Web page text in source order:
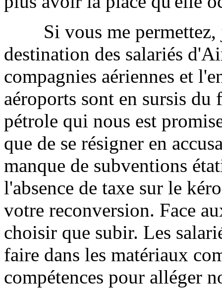
Si vous me permettez,
destination des salariés
compagnies aériennes et
aéroports sont en sursis
pétrole qui nous est
que de se résigner en
manque de subventions
l'absence de taxe sur le
votre reconversion. Face
choisir que subir. Les
faire dans les matériaux
compétences pour alléger